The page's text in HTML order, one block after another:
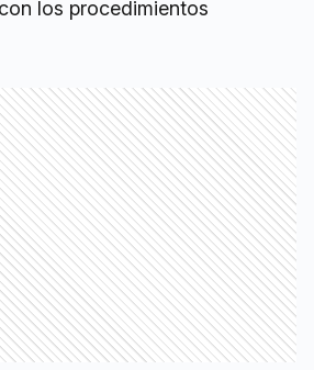
los procedimientos